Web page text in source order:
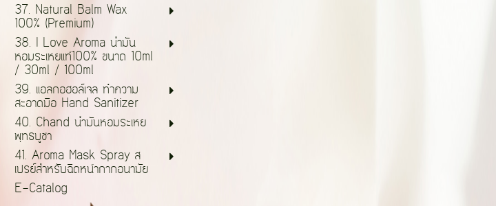
37. Natural Balm Wax
100% (Premium)
38. I Love Aroma น้ำมัน
หอมระเหยแท้100% ขนาด 10ml
/ 30ml / 100ml
39. แอลกอฮอล์เจล ทำความ
สะอาดมือ Hand Sanitizer
40. Chand น้ำมันหอมระเหย
พุทธบูชา
41. Aroma Mask Spray ส
เปรย์สำหรับฉีดหน้ากากอนามัย
E-Catalog